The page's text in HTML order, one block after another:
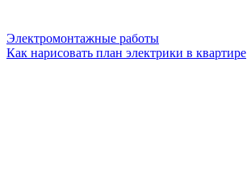
Электромонтажные работы
Как нарисовать план электрики в квартире